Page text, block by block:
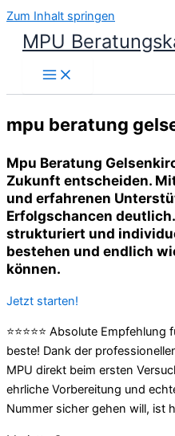
Zum Inhalt springen
MPU
mpu beratung
Mpu Beratung
Zukunft entscheiden.
und erfahrenen
Erfolgschancen
strukturiert und
bestehen und endlich
können.
Jetzt starten!
⭐⭐⭐⭐⭐ Absolute
beste! Dank der
MPU direkt beim ersten
ehrliche Vorbereitung und
Nummer sicher gehen will, ist